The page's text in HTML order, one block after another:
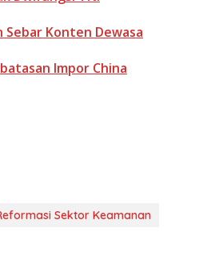
Sebar Konten Dewasa
Impor China
Sektor Keamanan